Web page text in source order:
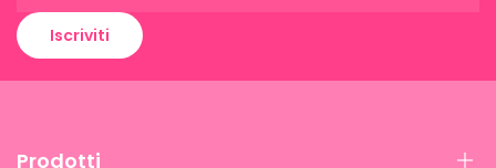
Iscriviti
Prodotti